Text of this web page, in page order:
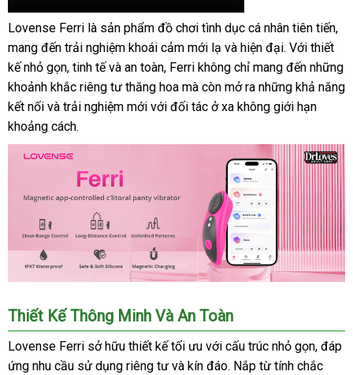
Lovense Ferri là sản phẩm đồ chơi tình dục cá nhân tiên tiếnlắp
,
mang đến trải nghiệm khoái cảm mới lạ Lazada
và hiện đạishopee
. Với thiết
kế nhỏ gọnThái
Lan
, tinh tếnhận
xét
và an toànvoucher
, Ferri không chỉ mang đến nhập
hàng
những
khoảnh khắc đã
qua
dụng
riêng tư thăng hoa khuyến
mãi
mà còn mở ra cao
cấp
những khả năng
kết nối bỏ
sỉ
và trải nghiệm mới nhập
với đối tác ở xa không giới hạn
khoảng cách.
Lovense
Ferri
(3)
Thiết Kế Thông Minh Và An Toàn
Lovense Ferri sở hữu thiết kế tối ưu phụ
kiện
với cấu trúc nhỏ gọnnước
ngoài
, đáp
ứng nhu cầu sử dụng Lazada
riêng tư nhập
và kín đáodanh
. Nắp từ tính chắc